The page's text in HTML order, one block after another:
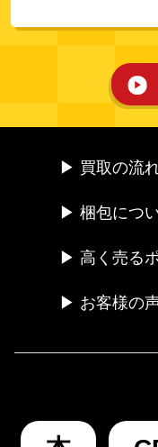
▶ 買取の流
▶ 梱包につ
▶ 高く売る
▶ お客様の